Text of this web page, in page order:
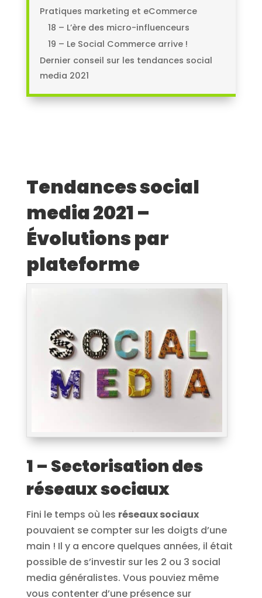
Pratiques marketing et eCommerce
18 – L’ère des micro-influenceurs
19 – Le Social Commerce arrive !
Dernier conseil sur les tendances social
media 2021
Tendances social
media 2021 –
Évolutions par
plateforme
1 – Sectorisation des
réseaux sociaux
Fini le temps où les réseaux sociaux
pouvaient se compter sur les doigts d’une
main ! Il y a encore quelques années, il était
possible de s’investir sur les 2 ou 3 social
media généralistes. Vous pouviez même
vous contenter d’une présence sur